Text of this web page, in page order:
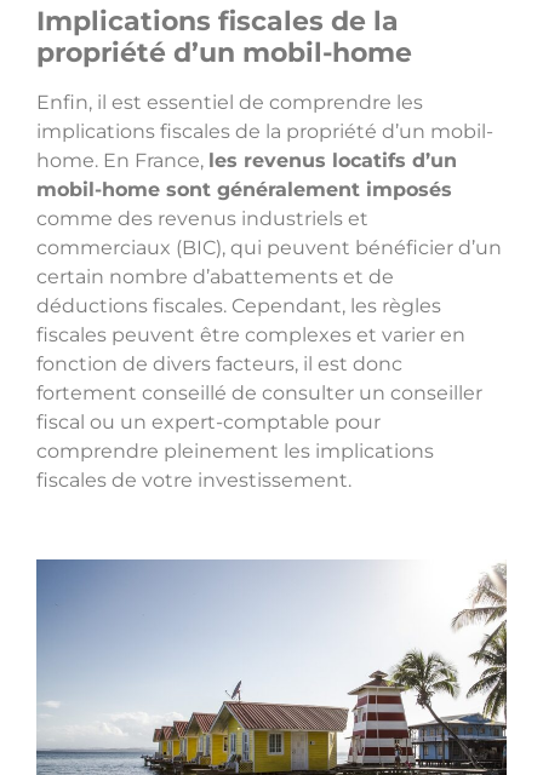
Implications fiscales de la
propriété d’un mobil-home
Enfin, il est essentiel de comprendre les
implications fiscales de la propriété d’un mobil-
home. En France, les revenus locatifs d’un
mobil-home sont généralement imposés
comme des revenus industriels et
commerciaux (BIC), qui peuvent bénéficier d’un
certain nombre d’abattements et de
déductions fiscales. Cependant, les règles
fiscales peuvent être complexes et varier en
fonction de divers facteurs, il est donc
fortement conseillé de consulter un conseiller
fiscal ou un expert-comptable pour
comprendre pleinement les implications
fiscales de votre investissement.